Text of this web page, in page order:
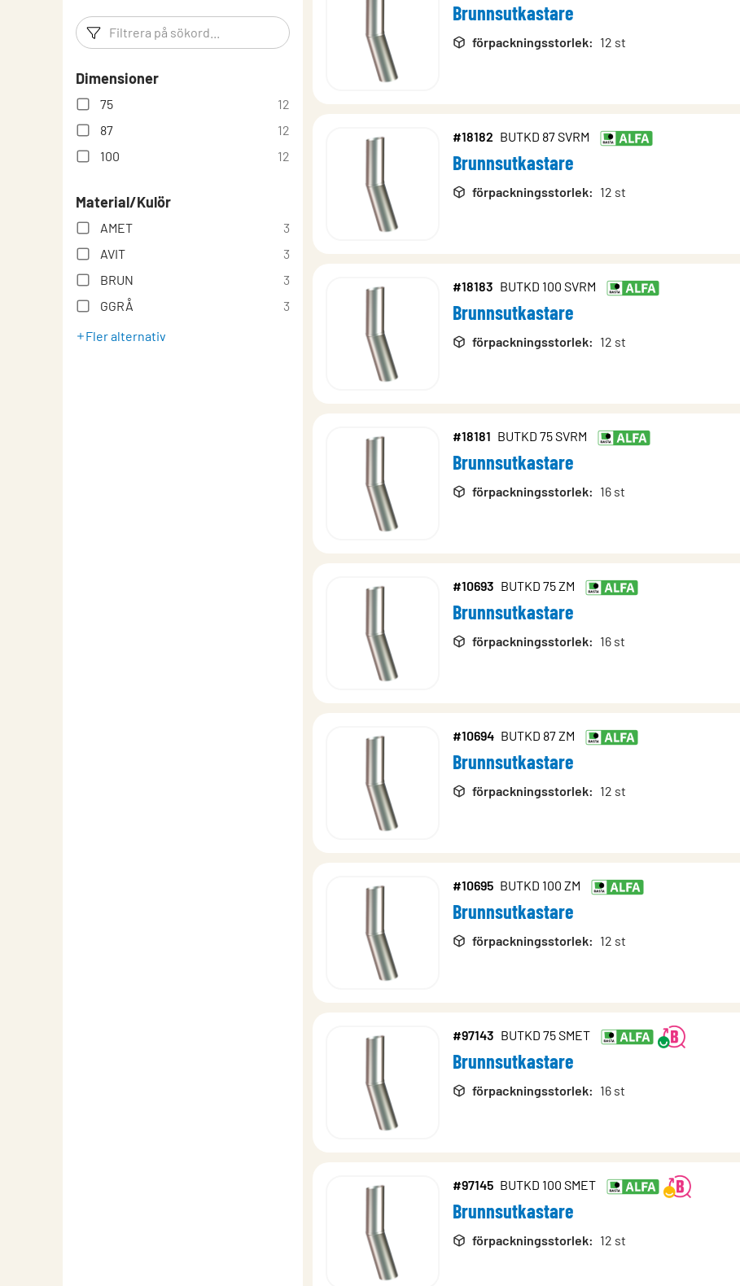
EPD values for Magistic coated steel (file type: .xlsx)
EPD, material Magestic
Garanti
Kulörer & material
Typgodkännande
Filtreringsord Filtrera produkter
Dimensioner
75
12
87
12
100
12
Material/Kulör
AMET
3
AVIT
3
BRUN
3
GGRÅ
3
Fler alternativ
Brunnsutkastare
förpackningsstorlek: 12 st
#18182 BUTKD 87 SVRM
Brunnsutkastare
förpackningsstorlek: 12 st
#18183 BUTKD 100 SVRM
Brunnsutkastare
förpackningsstorlek: 12 st
#18181 BUTKD 75 SVRM
Brunnsutkastare
förpackningsstorlek: 16 st
#10693 BUTKD 75 ZM
Brunnsutkastare
förpackningsstorlek: 16 st
#10694 BUTKD 87 ZM
Brunnsutkastare
förpackningsstorlek: 12 st
#10695 BUTKD 100 ZM
Brunnsutkastare
förpackningsstorlek: 12 st
#97143 BUTKD 75 SMET
Brunnsutkastare
förpackningsstorlek: 16 st
#97145 BUTKD 100 SMET
Brunnsutkastare
förpackningsstorlek: 12 st